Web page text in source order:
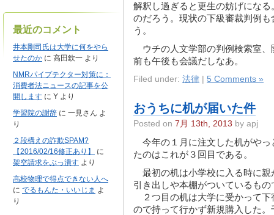
最近のコメント
井本剛司氏は大学に何をやら
せたのか に 高田欽一 より
NMRパイプテクター対策に：
消費者法ニュースの記事を公
開します に Y より
学習院の謝辞 に 一見さん よ
り
２段構えの詐欺SPAM?
【2016/02/16修正あり】
に
架空請求をぶっ潰す より
高校物理で得点できない人へ
に でるもんた・いいじま よ
り
解釈し過ぎると更生の妨げにな
のだろう。現状の下級審裁判例
う。
ウチの人文学部の判例検索室
前も午後も会議だしなあ。
Filed under: 法律 5 Comments »
おうちに机が届いた件
Posted on 7月 13th, 2013 by apj
今年の１月に注文した机がやっ
たのはこれが３回目である。
最初の机は小学校に入る時に親
引き出しや本棚がついているも
２つ目の机は大学に受かって下
ので持って行かず新規購入した